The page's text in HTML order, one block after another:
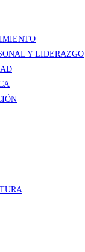
Y LIDERAZGO